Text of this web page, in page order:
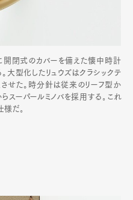
開閉式のカバーを備えた懐中時計
大型化したリュウズはクラシックテ
せた。時分針は従来のリーフ型か
スーパールミノバを採用する｡これ
様だ｡